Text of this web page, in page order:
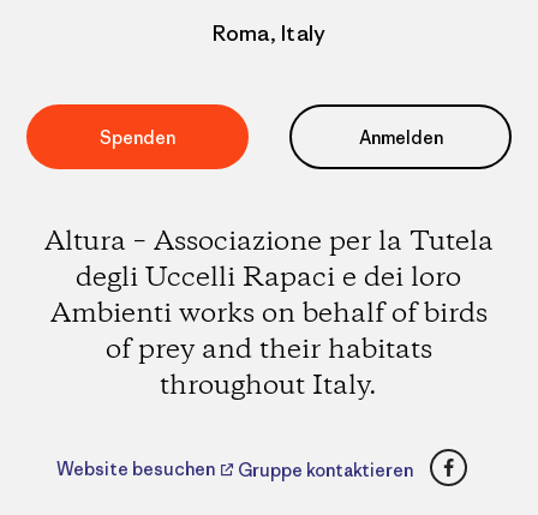
Roma, Italy
Spenden Anmelden
Altura – Associazione per la Tutela
degli Uccelli Rapaci e dei loro
Ambienti works on behalf of birds
of prey and their habitats
throughout Italy.
Website besuchen Gruppe kontaktieren